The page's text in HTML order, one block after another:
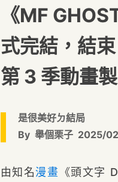
《MF
式完結，結
第 3 季動畫
是很美好ㄉ結局
By 舉個栗子 2025/
由知名漫畫 《頭文字